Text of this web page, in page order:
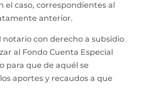
el caso, correspondientes al
anterior.
notario con derecho a subsidio
al Fondo Cuenta Especial
para que de aquél se
aportes y recaudos a que